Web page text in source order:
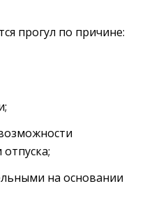
прогул по причине:
на основании